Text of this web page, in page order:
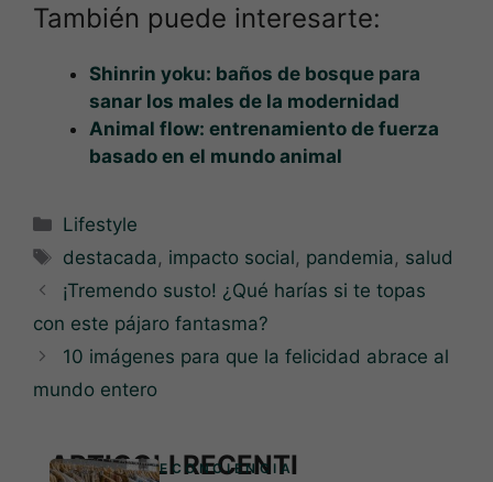
También puede interesarte:
Shinrin yoku: baños de bosque para
sanar los males de la modernidad
Animal flow: entrenamiento de fuerza
basado en el mundo animal
Categorías
Lifestyle
Etiquetas
destacada, impacto social, pandemia, salud
¡Tremendo susto! ¿Qué harías si te topas
con este pájaro fantasma?
10 imágenes para que la felicidad abrace al
mundo entero
ARTICOLI RECENTI
ECONCIENCIA